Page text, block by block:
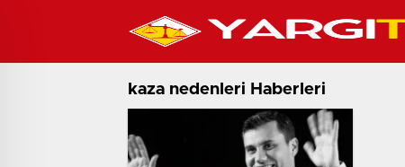
kaza nedenleri Haberleri